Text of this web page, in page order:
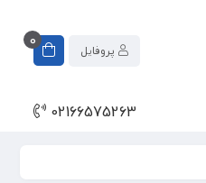
0
02166575263